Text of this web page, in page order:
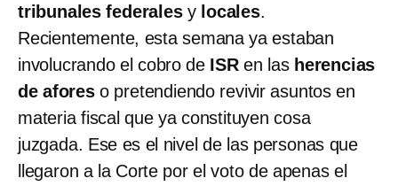
tribunales federalesy locales.
Recientemente, esta semana ya estaban
involucrando el cobro de ISRen las herencias
de aforeso pretendiendo revivir asuntos en
materia fiscal que ya constituyen cosa
juzgada. Ese es el nivel de las personas que
llegaron a la Corte por el voto de apenas el